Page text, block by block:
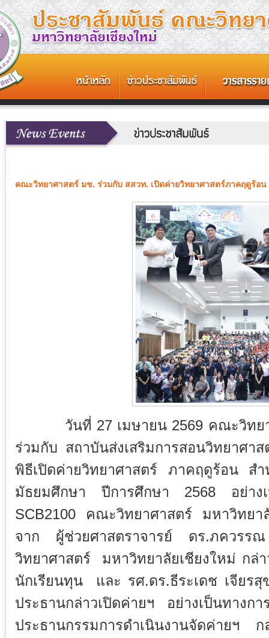
คณะวิทยาศาสตร์ มช. ร่วมกับ สสวท. เปิดค่ายวิทยาศาสตร์ภาคฤดูร้อ
วันที่ 27 เมษายน 2569 คณะวิทยาศ
ร่วมกับ สถาบันส่งเสริมการสอนวิทยาศา
พิธีเปิดค่ายวิทยาศาสตร์ ภาคฤดูร้อน ส
มัธยมศึกษา ปีการศึกษา 2568 อย่าง
SCB2100 คณะวิทยาศาสตร์ มหาวิทย
จาก ผู้ช่วยศาสตราจารย์ ดร.ภควร
วิทยาศาสตร์ มหาวิทยาลัยเชียงใหม่ กล่
นักเรียนทุน และ รศ.ดร.ธีระเดช เจียร
ประธานกล่าวเปิดค่ายฯ อย่างเป็นทา
ประธานกรรมการดำเนินงานจัดค่ายฯ ก